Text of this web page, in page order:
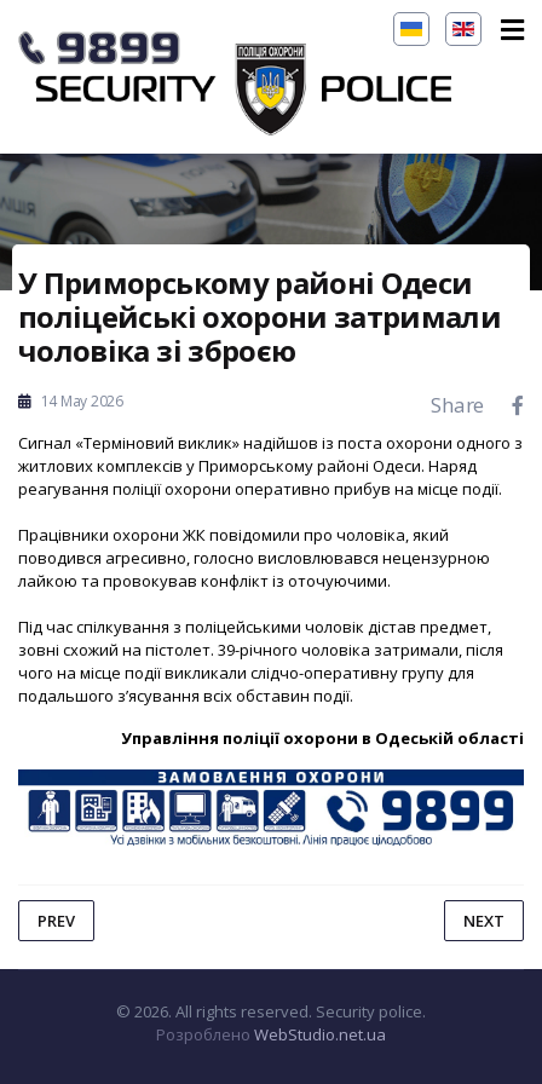
У Приморському районі Одеси
поліцейські охорони затримали
чоловіка зі зброєю
14 May 2026 Share
Сигнал «Терміновий виклик» надійшов із поста охорони одного з
житлових комплексів у Приморському районі Одеси. Наряд
реагування поліції охорони оперативно прибув на місце події.
Працівники охорони ЖК повідомили про чоловіка, який
поводився агресивно, голосно висловлювався нецензурною
лайкою та провокував конфлікт із оточуючими.
Під час спілкування з поліцейськими чоловік дістав предмет,
зовні схожий на пістолет. 39-річного чоловіка затримали, після
чого на місце події викликали слідчо-оперативну групу для
подальшого з’ясування всіх обставин події.
Управління поліції охорони в Одеській області
PREV NEXT
© 2026. All rights reserved. Security police.
Розроблено WebStudio.net.ua